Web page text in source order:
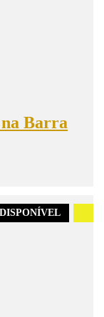
Barra
DISPONÍVEL